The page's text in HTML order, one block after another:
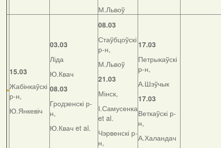
М.Львоў
15.03
Жабінкаўскі
р-н,
Ю.Янкевіч
03.03
Ліда
Ю.Квач
08.03
Гродзенскі р-
н,
Ю.Квач et al.
08.03
Стаўбцоўскі
р-н,
М.Львоў
21.03
Мінск,
І.Самусенка
et al.
Чэрвенскі р-
н,
17.03
Петрыкаўскі
р-н,
А.Шэўчык
17.03
Веткаўскі р-
н,
А.Халандач